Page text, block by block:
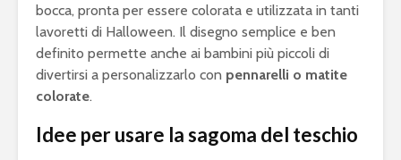
bocca, pronta per essere colorata e utilizzata in tanti
lavoretti di Halloween. Il disegno semplice e ben
definito permette anche ai bambini più piccoli di
divertirsi a personalizzarlo con pennarelli o matite
colorate.
Idee per usare la sagoma del teschio